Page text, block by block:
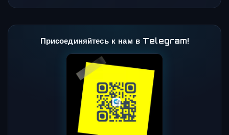
Присоединяйтесь к нам в Telegram!